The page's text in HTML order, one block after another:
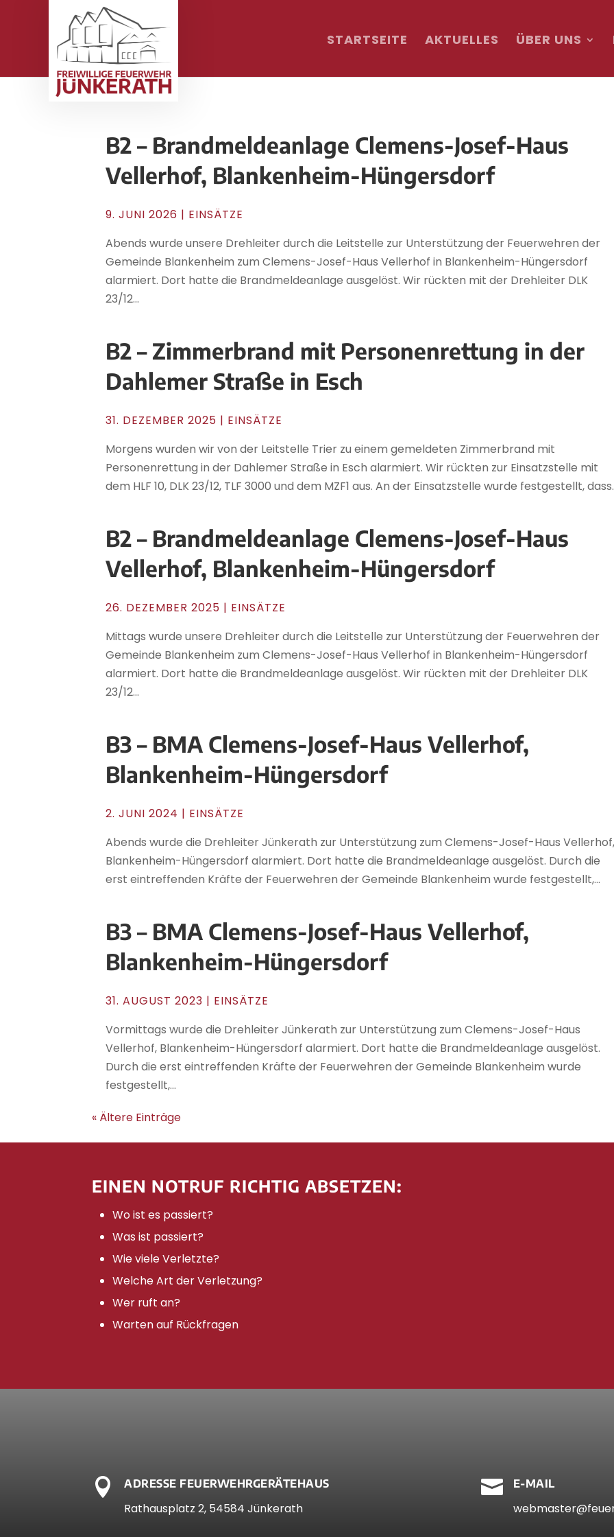
STARTSEITE AKTUELLES ÜBER UNS
B2 – Brandmeldeanlage Clemens-Josef-Haus
Vellerhof, Blankenheim-Hüngersdorf
9. JUNI 2026 | EINSÄTZE
Abends wurde unsere Drehleiter durch die Leitstelle zur Unterstützung der Feuerwehren der
Gemeinde Blankenheim zum Clemens-Josef-Haus Vellerhof in Blankenheim-Hüngersdorf
alarmiert. Dort hatte die Brandmeldeanlage ausgelöst. Wir rückten mit der Drehleiter DLK
23/12...
B2 – Zimmerbrand mit Personenrettung in der
Dahlemer Straße in Esch
31. DEZEMBER 2025 | EINSÄTZE
Morgens wurden wir von der Leitstelle Trier zu einem gemeldeten Zimmerbrand mit
Personenrettung in der Dahlemer Straße in Esch alarmiert. Wir rückten zur Einsatzstelle mit
dem HLF 10, DLK 23/12, TLF 3000 und dem MZF1 aus. An der Einsatzstelle wurde festgestellt,
B2 – Brandmeldeanlage Clemens-Josef-Haus
Vellerhof, Blankenheim-Hüngersdorf
26. DEZEMBER 2025 | EINSÄTZE
Mittags wurde unsere Drehleiter durch die Leitstelle zur Unterstützung der Feuerwehren der
Gemeinde Blankenheim zum Clemens-Josef-Haus Vellerhof in Blankenheim-Hüngersdorf
alarmiert. Dort hatte die Brandmeldeanlage ausgelöst. Wir rückten mit der Drehleiter DLK
23/12...
B3 – BMA Clemens-Josef-Haus Vellerhof,
Blankenheim-Hüngersdorf
2. JUNI 2024 | EINSÄTZE
Abends wurde die Drehleiter Jünkerath zur Unterstützung zum Clemens-Josef-Haus
Blankenheim-Hüngersdorf alarmiert. Dort hatte die Brandmeldeanlage ausgelöst. Durch die
erst eintreffenden Kräfte der Feuerwehren der Gemeinde Blankenheim wurde festgestellt,...
B3 – BMA Clemens-Josef-Haus Vellerhof,
Blankenheim-Hüngersdorf
31. AUGUST 2023 | EINSÄTZE
Vormittags wurde die Drehleiter Jünkerath zur Unterstützung zum Clemens-Josef-Haus
Vellerhof, Blankenheim-Hüngersdorf alarmiert. Dort hatte die Brandmeldeanlage ausgelöst.
Durch die erst eintreffenden Kräfte der Feuerwehren der Gemeinde Blankenheim wurde
festgestellt,...
« Ältere Einträge
EINEN NOTRUF RICHTIG ABSETZEN:
Wo ist es passiert?
Was ist passiert?
Wie viele Verletzte?
Welche Art der Verletzung?
Wer ruft an?
Warten auf Rückfragen
 ADRESSE FEUERWEHRGERÄTEHAUS
Rathausplatz 2, 54584 Jünkerath
 E-MAIL